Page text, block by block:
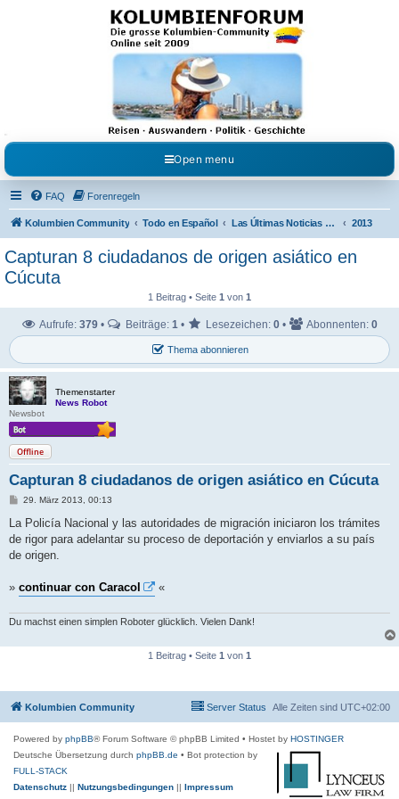
Kolumbienforum - Das
grosse Forum der
Freunde Kolumbiens
Reisen, Auswandern, Kultur, Politik, Geschichte und Visum in Kolumbien und Venezuela.
Austausch, Erfahrungen und Gemeinschaft im Kolumbienforum
Open menu
FAQ Forenregeln
Kolumbien Community Todo en Español Las Últimas Noticias en Español 2013
Capturan 8 ciudadanos de origen asiático en
Cúcuta
1 Beitrag • Seite 1 von 1
Thema abonnieren
Aufrufe: 379 • Beiträge: 1 • Lesezeichen: 0 • Abonnenten: 0
Themenstarter
News Robot
Newsbot
Offline
Capturan 8 ciudadanos de origen asiático en Cúcuta
B
i
r
a
29. März 2013, 00:13
La Policía Nacional y las autoridades de migración iniciaron los trámites
de rigor para adelantar su proceso de deportación y enviarlos a su país
de origen.
» continuar con Caracol «
Du machst einen simplen Roboter glücklich. Vielen Dank!
1 Beitrag • Seite 1 von 1
Kolumbien Community Alle Zeiten sind UTC+02:00
Server Status
Powered by phpBB® Forum Software © phpBB Limited • Hostet by HOSTINGER
Deutsche Übersetzung durch phpBB.de • Bot protection by
FULL-STACK
Datenschutz || Nutzungsbedingungen || Impressum